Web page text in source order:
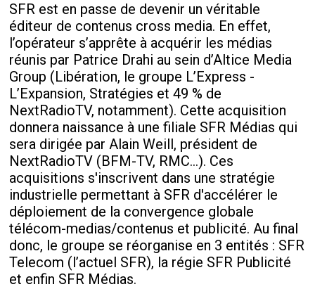
SFR est en passe de devenir un véritable
éditeur de contenus cross media. En effet,
l’opérateur s’apprête à acquérir les médias
réunis par Patrice Drahi au sein d’Altice Media
Group (Libération, le groupe L’Express -
L’Expansion, Stratégies et 49 % de
NextRadioTV, notamment). Cette acquisition
donnera naissance à une filiale SFR Médias qui
sera dirigée par Alain Weill, président de
NextRadioTV (BFM-TV, RMC…). Ces
acquisitions s'inscrivent dans une stratégie
industrielle permettant à SFR d'accélérer le
déploiement de la convergence globale
télécom-medias/contenus et publicité. Au final
donc, le groupe se réorganise en 3 entités : SFR
Telecom (l’actuel SFR), la régie SFR Publicité
et enfin SFR Médias.